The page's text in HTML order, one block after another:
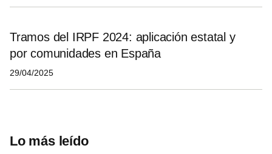
Tramos del IRPF 2024: aplicación estatal y
por comunidades en España
29/04/2025
Lo más leído